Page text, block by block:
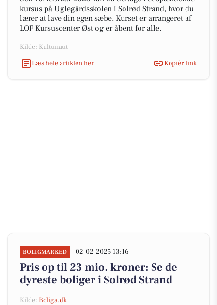
kursus på Uglegårdsskolen i Solrød Strand, hvor du
lærer at lave din egen sæbe. Kurset er arrangeret af
LOF Kursuscenter Øst og er åbent for alle.
Kilde: Kultunaut
Læs hele artiklen her
Kopiér link
BOLIGMARKED 02-02-2025 13:16
Pris op til 23 mio. kroner: Se de
dyreste boliger i Solrød Strand
Kilde: Boliga.dk